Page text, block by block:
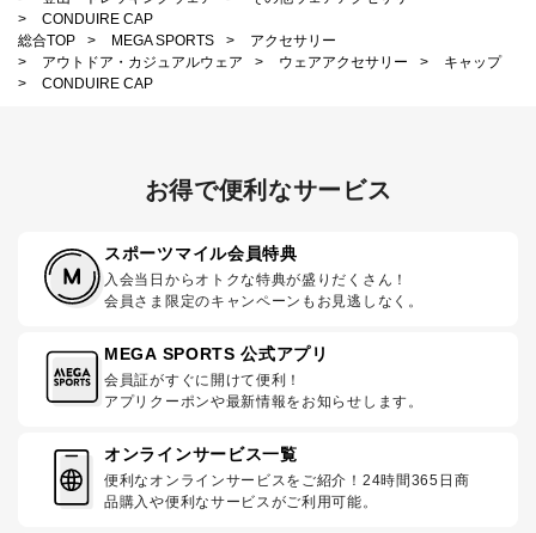
>
CONDUIRE CAP
総合TOP
> MEGA SPORTS >
アクセサリー
>
アウトドア・カジュアルウェア > ウェアアクセサリー >
キャップ
>
CONDUIRE CAP
お得で便利なサービス
スポーツマイル会員特典
入会当日からオトクな特典が盛りだくさん！
会員さま限定のキャンペーンもお見逃しなく。
MEGA SPORTS 公式アプリ
会員証がすぐに開けて便利！
アプリクーポンや最新情報をお知らせします。
オンラインサービス一覧
便利なオンラインサービスをご紹介！24時間365日商
品購入や便利なサービスがご利用可能。